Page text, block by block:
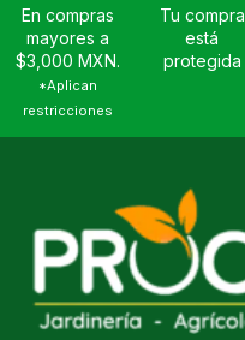
En compras
mayores a
$3,000 MXN.
*Aplican
restricciones
Tu compra
está
protegida